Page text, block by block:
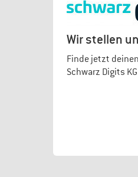
Wir stellen
Finde jetzt
Schwarz Digits